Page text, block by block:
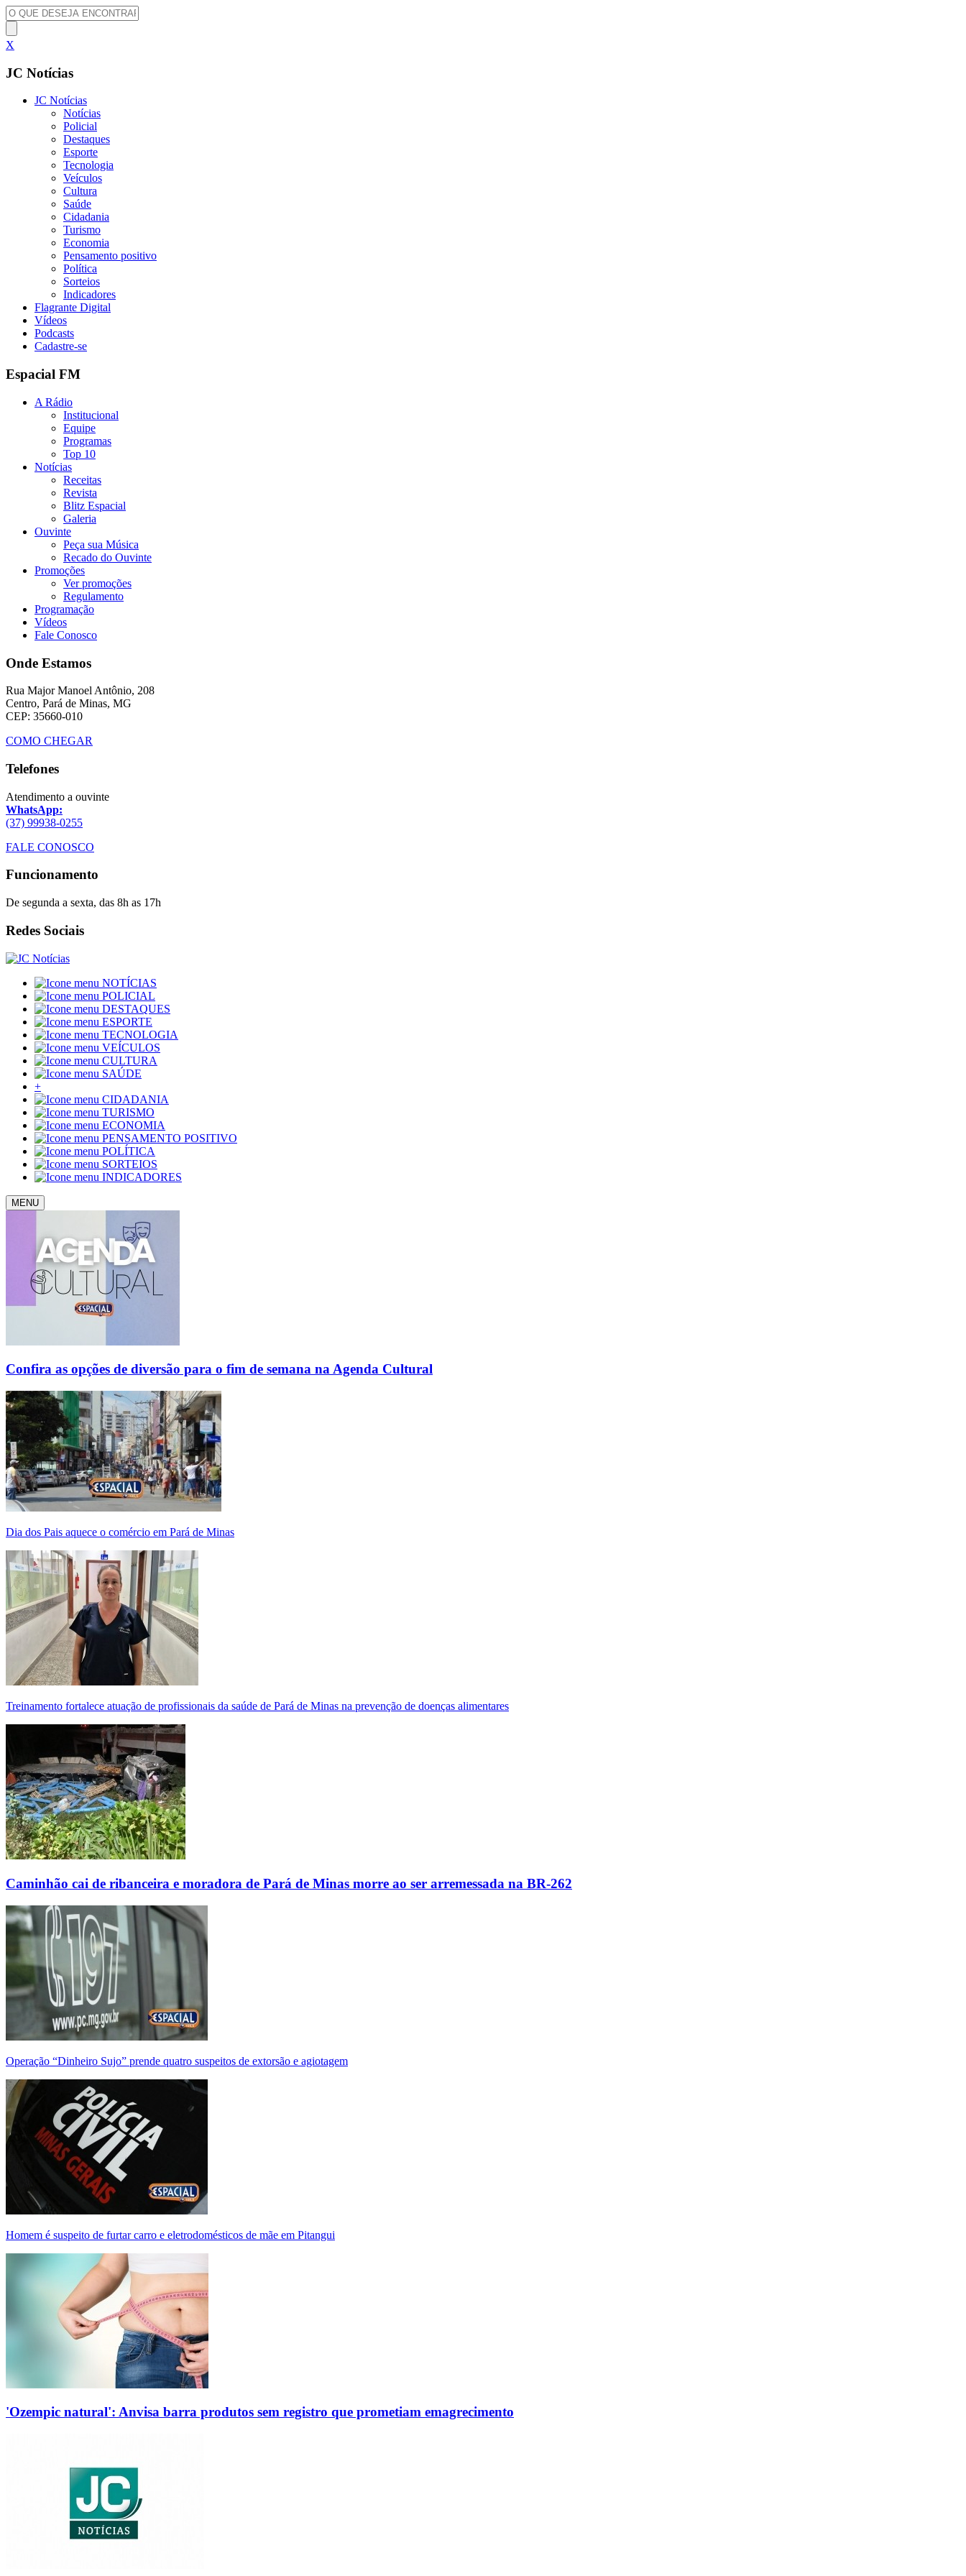
X
JC Notícias
JC Notícias
Notícias
Policial
Destaques
Esporte
Tecnologia
Veículos
Cultura
Saúde
Cidadania
Turismo
Economia
Pensamento positivo
Política
Sorteios
Indicadores
Flagrante Digital
Vídeos
Podcasts
Cadastre-se
Espacial FM
A Rádio
Institucional
Equipe
Programas
Top 10
Notícias
Receitas
Revista
Blitz Espacial
Galeria
Ouvinte
Peça sua Música
Recado do Ouvinte
Promoções
Ver promoções
Regulamento
Programação
Vídeos
Fale Conosco
Onde Estamos
Rua Major Manoel Antônio, 208
Centro, Pará de Minas, MG
CEP: 35660-010
COMO CHEGAR
Telefones
Atendimento a ouvinte
WhatsApp:
(37) 99938-0255
FALE CONOSCO
Funcionamento
De segunda a sexta, das 8h as 17h
Redes Sociais
NOTÍCIAS
POLICIAL
DESTAQUES
ESPORTE
TECNOLOGIA
VEÍCULOS
CULTURA
SAÚDE
+
CIDADANIA
TURISMO
ECONOMIA
PENSAMENTO POSITIVO
POLÍTICA
SORTEIOS
INDICADORES
MENU
Confira as opções de diversão para o fim de semana na Agenda Cultural
Dia dos Pais aquece o comércio em Pará de Minas
Treinamento fortalece atuação de profissionais da saúde de Pará de Minas na prevenção de doenças alimentares
Caminhão cai de ribanceira e moradora de Pará de Minas morre ao ser arremessada na BR-262
Operação “Dinheiro Sujo” prende quatro suspeitos de extorsão e agiotagem
Homem é suspeito de furtar carro e eletrodomésticos de mãe em Pitangui
'Ozempic natural': Anvisa barra produtos sem registro que prometiam emagrecimento